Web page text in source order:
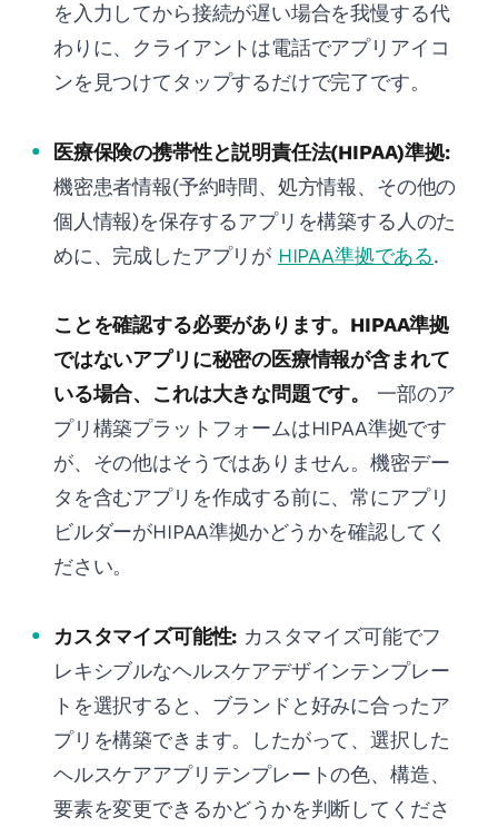
を入力してから接続が遅い場合を我慢する代
わりに、クライアントは電話でアプリアイコ
ンを見つけてタップするだけで完了です。
医療保険の携帯性と説明責任法(HIPAA)準拠:
機密患者情報(予約時間、処方情報、その他の
個人情報)を保存するアプリを構築する人のた
めに、完成したアプリが HIPAA準拠である.
ことを確認する必要があります。HIPAA準拠
ではないアプリに秘密の医療情報が含まれて
いる場合、これは大きな問題です。
一部のア
プリ構築プラットフォームはHIPAA準拠です
が、その他はそうではありません。機密デー
タを含むアプリを作成する前に、常にアプリ
ビルダーがHIPAA準拠かどうかを確認してく
ださい。
カスタマイズ可能性: カスタマイズ可能でフ
レキシブルなヘルスケアデザインテンプレー
トを選択すると、ブランドと好みに合ったア
プリを構築できます。したがって、選択した
ヘルスケアアプリテンプレートの色、構造、
要素を変更できるかどうかを判断してくださ